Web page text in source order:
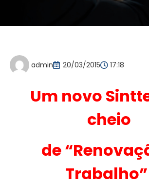
admin 20/03/2015 17:18
Um novo
cheio
de